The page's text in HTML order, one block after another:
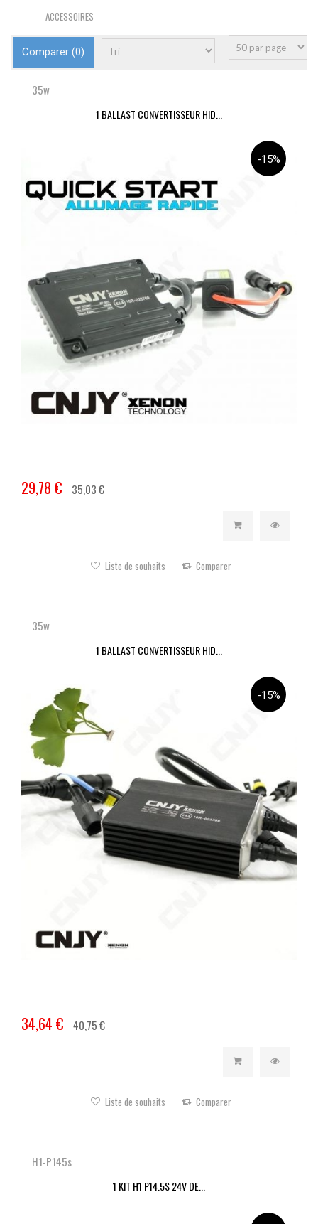
ACCESSOIRES
Comparer (0)
35w
1 BALLAST CONVERTISSEUR HID...
-15%
29,78 € 35,03 €
Liste de souhaits Comparer
35w
1 BALLAST CONVERTISSEUR HID...
-15%
34,64 € 40,75 €
Liste de souhaits Comparer
H1-P145s
1 KIT H1 P14.5S 24V DE...